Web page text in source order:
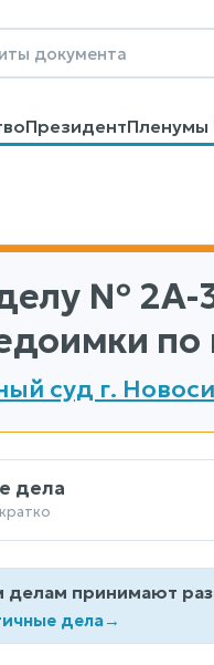
ПрезидентПленумы
ПомощьПоиск
№ 2А-
по
суд г.
дела
делам принимают
дела→